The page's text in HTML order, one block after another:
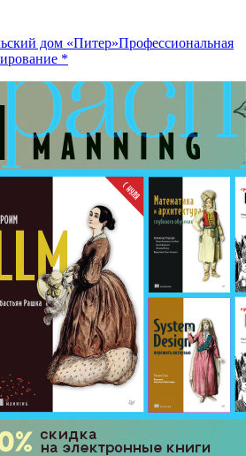
дом «Питер»Профессиональная
*